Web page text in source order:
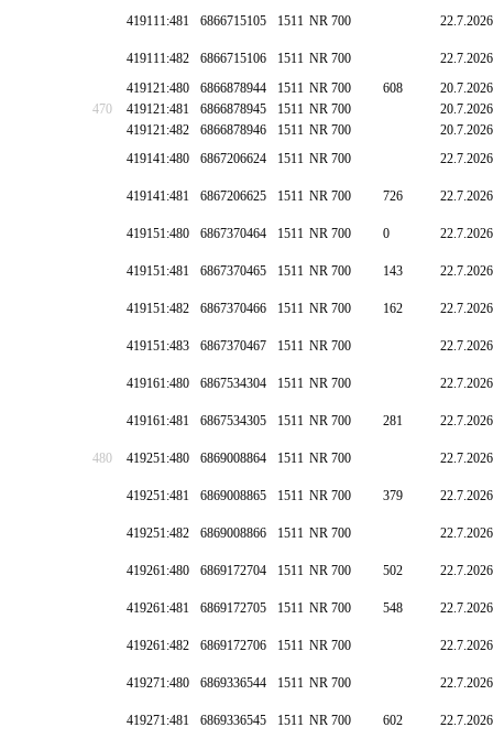
419111:481 6866715105 1511 NR 700 22.7.2026
419111:482 6866715106 1511 NR 700
22.7.2026
419121:480
6866878944 1511 NR 700 608
20.7.2026
470
419121:481 6866878945 1511 NR 700
20.7.2026
419121:482
6866878946 1511 NR 700
20.7.2026
419141:480
6867206624 1511 NR 700 22.7.2026
419141:481 6867206625 1511 NR 700 726 22.7.2026
419151:480 6867370464 1511 NR 700 0 22.7.2026
419151:481 6867370465 1511 NR 700 143 22.7.2026
419151:482 6867370466 1511 NR 700 162 22.7.2026
419151:483 6867370467 1511 NR 700 22.7.2026
419161:480 6867534304 1511 NR 700 22.7.2026
419161:481 6867534305 1511 NR 700 281 22.7.2026
480 419251:480 6869008864 1511 NR 700 22.7.2026
419251:481 6869008865 1511 NR 700 379 22.7.2026
419251:482 6869008866 1511 NR 700 22.7.2026
419261:480 6869172704 1511 NR 700 502 22.7.2026
419261:481 6869172705 1511 NR 700 548 22.7.2026
419261:482 6869172706 1511 NR 700 22.7.2026
419271:480 6869336544 1511 NR 700 22.7.2026
419271:481 6869336545 1511 NR 700 602 22.7.2026